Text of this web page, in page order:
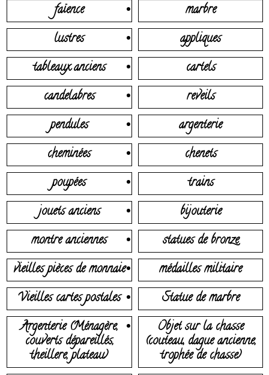
faïence
marbre
lustres
appliques
tableaux anciens
cartels
candelabres
reveils
pendules
argenterie
cheminées
chenets
poupées
trains
jouets anciens
bijouterie
montre anciennes
statues de bronze
vieilles pièces de monnaie
médailles militaire
Vieilles cartes postales
Statue de marbre
Argenterie (Ménagère,
couverts dépareillés,
theillere, plateau)
Objet sur la chasse
(couteau, dague ancienne,
trophée de chasse)